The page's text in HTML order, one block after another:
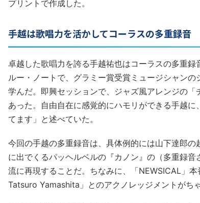
プリントで作成した。
手越は歌唱力を活かしてコーラスの多重録音
卓越した歌唱力を誇る手越祐也はコーラスの多重
ルー・ノートで、グラミー賞受賞ミュージシャン
学んだ。即興セッションで、ジャズ風アレンジの
あった。自由自在に感覚的にハモリができる手越
てます」と述べていた。
今回の手越の多重録音は、具体例的には山下達郎
に出でくるパッヘルベルの『カノン』の（多重録
流に再現することだ。ちなみに、「NEWSICAL」
Tatsuro Yamashita」とのアクノレッジメントがち